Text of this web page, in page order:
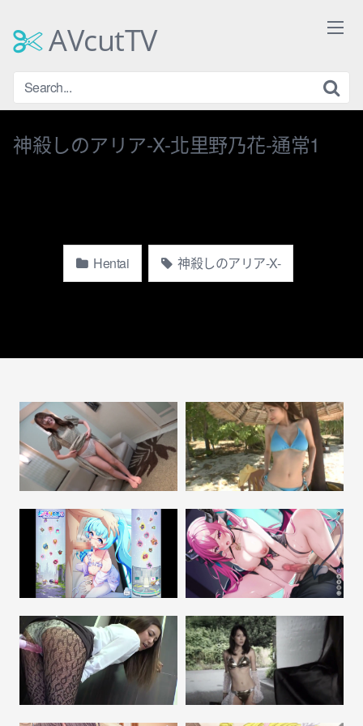
contentAVcutTV
神殺しのアリア-X-北里野乃花-通常1
Hentai 神殺しのアリア-X-